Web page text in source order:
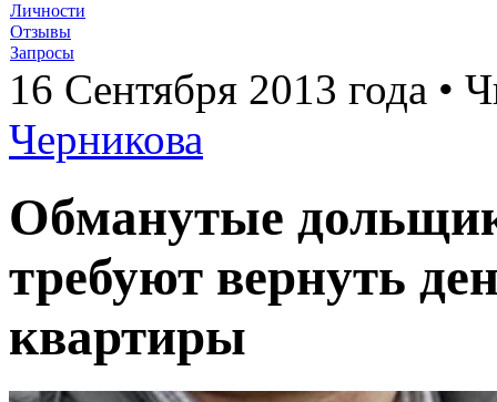
Личности
Отзывы
Запросы
16 Сентября 2013 года •
Черникова
Обманутые
требуют вернуть
квартиры